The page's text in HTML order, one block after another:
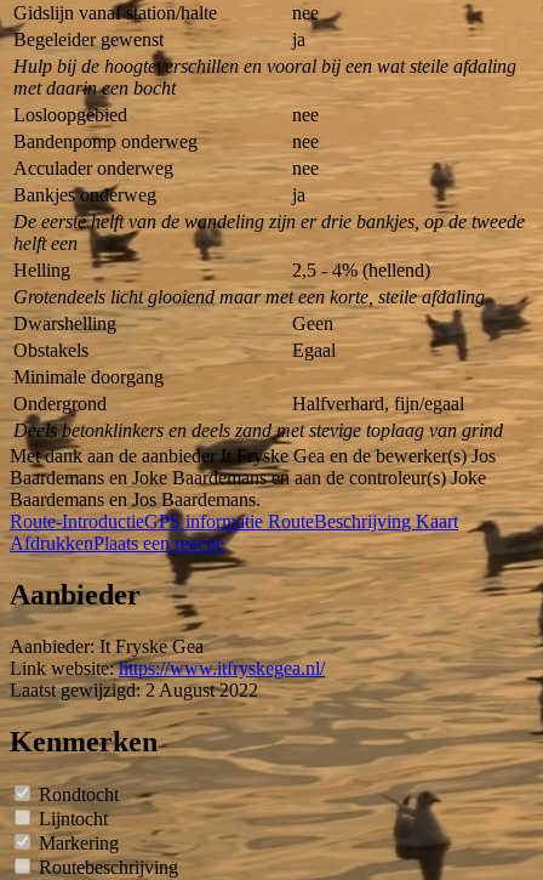
Gidslijn vanaf station/halte
nee
Begeleider gewenst
ja
Hulp bij de hoogteverschillen en vooral bij een wat steile afdaling
met daarin een bocht
Losloopgebied
nee
Bandenpomp onderweg
nee
Acculader onderweg
nee
Bankjes onderweg
ja
De eerste helft van de wandeling zijn er drie bankjes, op de tweede
helft een
Helling
2,5 - 4% (hellend)
Grotendeels licht glooiend maar met een korte, steile afdaling
Dwarshelling
Geen
Obstakels
Egaal
Minimale doorgang
Ondergrond
Halfverhard, fijn/egaal
Deels betonklinkers en deels zand met stevige toplaag van grind
Met dank aan de aanbieder It Fryske Gea en de bewerker(s) Jos
Baardemans en Joke Baardemans en aan de controleur(s) Joke
Baardemans en Jos Baardemans.
Route-IntroductieGPS informatie RouteBeschrijving Kaart
AfdrukkenPlaats een reactie
Aanbieder
Aanbieder: It Fryske Gea
Link website: https://www.itfryskegea.nl/
Laatst gewijzigd: 2 August 2022
Kenmerken
Rondtocht
Lijntocht
Markering
Routebeschrijving